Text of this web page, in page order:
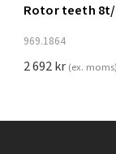
Lägg till
Rotor teeth 8t/
969.1864
2 692kr (ex. moms)